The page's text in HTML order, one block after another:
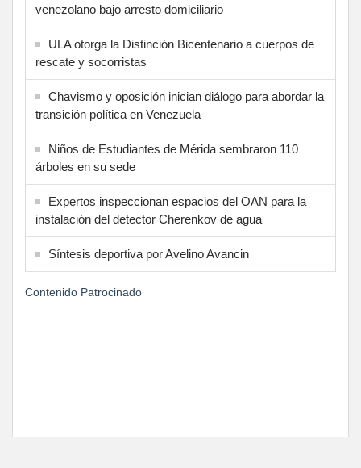
venezolano bajo arresto domiciliario
ULA otorga la Distinción Bicentenario a cuerpos de
rescate y socorristas
Chavismo y oposición inician diálogo para abordar la
transición política en Venezuela
Niños de Estudiantes de Mérida sembraron 110
árboles en su sede
Expertos inspeccionan espacios del OAN para la
instalación del detector Cherenkov de agua
Síntesis deportiva por Avelino Avancin
Contenido Patrocinado